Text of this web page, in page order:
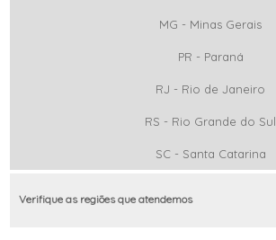
MG - Minas Gerais
PR - Paraná
RJ - Rio de Janeiro
RS - Rio Grande do Sul
SC - Santa Catarina
Verifique as regiões que atendemos